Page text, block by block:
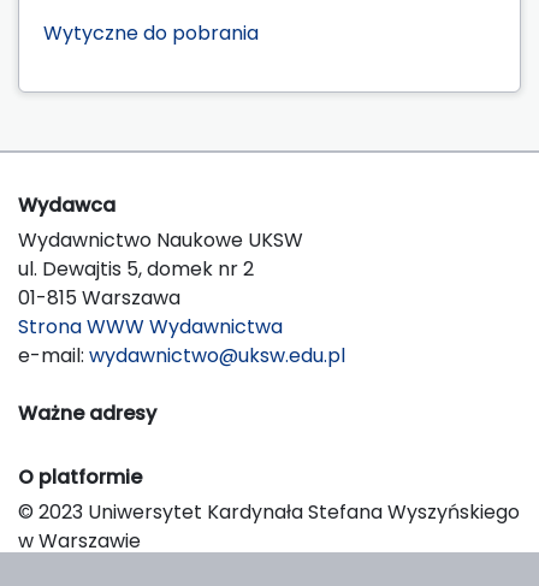
Wytyczne do pobrania
Wydawca
Wydawnictwo Naukowe UKSW
ul. Dewajtis 5, domek nr 2
01-815 Warszawa
Strona WWW Wydawnictwa
e-mail: wydawnictwo@uksw.edu.pl
Ważne adresy
O platformie
© 2023 Uniwersytet Kardynała Stefana Wyszyńskiego
w Warszawie